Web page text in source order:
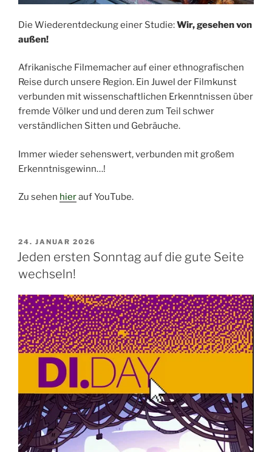
Die Wiederentdeckung einer Studie:Wir, gesehen von
außen!
Afrikanische Filmemacher auf einer ethnografischen
Reise durch unsere Region. Ein Juwel der Filmkunst
verbunden mit wissenschaftlichen Erkenntnissen über
fremde Völker und und deren zum Teil schwer
verständlichen Sitten und Gebräuche.
Immer wieder sehenswert, verbunden mit großem
Erkenntnisgewinn…!
Zu sehen hierauf YouTube.
VERÖFFENTLICHT
AM
24. JANUAR 2026
Jeden ersten Sonntag auf die gute Seite
wechseln!